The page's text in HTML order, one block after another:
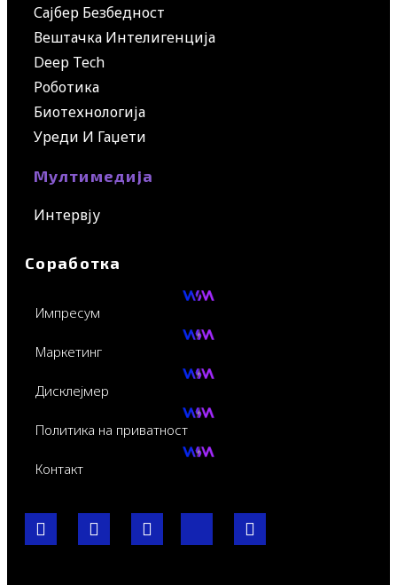
Сајбер Безбедност
Вештачка Интелигенција
Deep Tech
Роботика
Биотехнологија
Уреди И Гаџети
Мултимедија
Интервју
Соработка
Импресум
Маркетинг
Дисклејмер
Политика на приватност
Контакт
F
a
I
n
Y
o
L
i